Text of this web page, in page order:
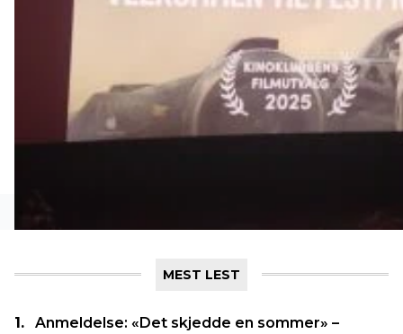
Premierer er noe av det
MEST LEST
Anmeldelse: «Det skjedde en sommer» –